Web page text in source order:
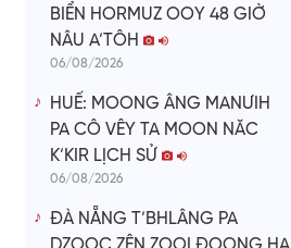
BIỂN HORMUZ OOY 48 GIỜ
NÂU A’TÔH
06/08/2026
HUẾ: MOONG ÂNG MANƯIH
PA CÔ VÊY TA MOON NĂC
K’KIR LỊCH SỬ
06/08/2026
ĐÀ NẴNG T’BHLÂNG PA